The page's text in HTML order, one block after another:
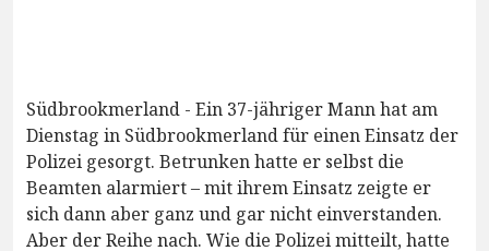
Südbrookmerland - Ein 37-jähriger Mann hat am
Dienstag in Südbrookmerland für einen Einsatz der
Polizei gesorgt. Betrunken hatte er selbst die
Beamten alarmiert – mit ihrem Einsatz zeigte er
sich dann aber ganz und gar nicht einverstanden.
Aber der Reihe nach. Wie die Polizei mitteilt, hatte